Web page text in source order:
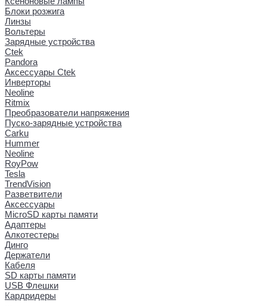
Блоки розжига
Линзы
Вольтеры
Зарядные устройства
Ctek
Pandora
Аксессуары Ctek
Инверторы
Neoline
Ritmix
Преобразователи напряжения
Пуско-зарядные устройства
Carku
Hummer
Neoline
RoyPow
Tesla
TrendVision
Разветвители
Аксессуары
MicroSD карты памяти
Адаптеры
Алкотестеры
Динго
Держатели
Кабеля
SD карты памяти
USB Флешки
Кардридеры